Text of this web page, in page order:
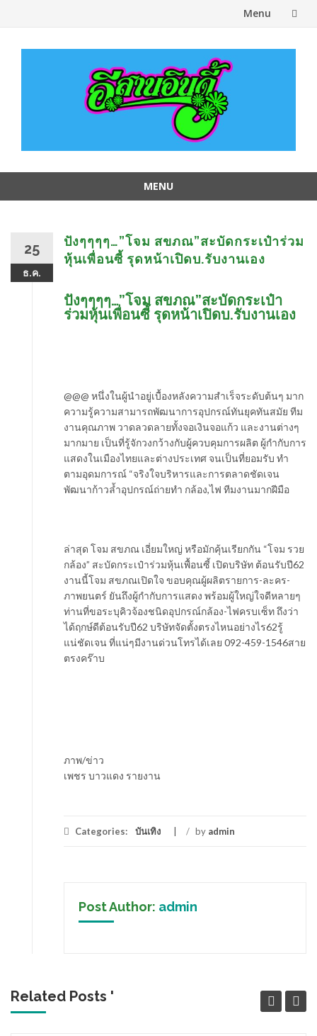
Menu
MENU
25
ธ.ค.
ปังๆๆๆๆ…”โจม สขภณ”สะบัดกระเป๋าร่วม
หุ้นเพื่อนซี้ รุดหน้าเปิดบ.รับงานเอง
ปังๆๆๆๆ…”โจม สขภณ”สะบัดกระเป๋า
ร่วมหุ้นเพื่อนซี้ รุดหน้าเปิดบ.รับงานเอง
@@@ หนึ่งในผู้นำอยู่เบื้องหลังความสำเร็จระดับต้นๆ มาก
ความรู้ความสามารถพัฒนาการอุปกรณ์ทันยุคทันสมัย ทีม
งานคุณภาพ วาดลวดลายทั้งจอเงินจอแก้ว และงานต่างๆ
มากมาย เป็นที่รู้จักวงกว้างกับผู้ควบคุมการผลิต ผู้กำกับการ
แสดงในเมืองไทยและต่างประเทศ จนเป็นที่ยอมรับ ทำ
ตามอุดมการณ์ “จริงใจบริหารและการตลาดชัดเจน
พัฒนาก้าวล้ำอุปกรณ์ถ่ายทำ กล้อง,ไฟ ทีมงานมากฝีมือ
ล่าสุด โจม สขภณ เอี่ยมใหญ่ หรือมักคุ้นเรียกกัน “โจม รวย
กล้อง” สะบัดกระเป๋าร่วมหุ้นเพื้อนซี้ เปิดบริษัท ต้อนรับปี62
งานนี้โจม สขภณเปิดใจ ขอบคุณผู้ผลิตรายการ-ละคร-
ภาพยนตร์ ยันถึงผู้กำกับการแสดง พร้อมผู้ใหญ่ใจดีหลายๆ
ท่านที่ขอระบุคิวจ้องชนิดอุปกรณ์กล้อง-ไฟครบเซ็ท ถึงว่า
ได้ฤกษ์ดีต้อนรับปี62 บริษัทจัดตั้งตรงไหนอย่างไร62รู้
แน่ชัดเจน ที่แน่ๆมีงานด่วนโทรได้เลย 092-459-1546สาย
ตรงคร๊าบ
ภาพ/ข่าว
เพชร บาวแดง รายงาน
Categories: บันเทิง / by admin
Post Author: admin
Related Posts '